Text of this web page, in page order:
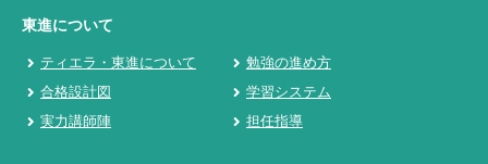
東進について
ティエラ・東進について
勉強の進め方
合格設計図
学習システム
実力講師陣
担任指導